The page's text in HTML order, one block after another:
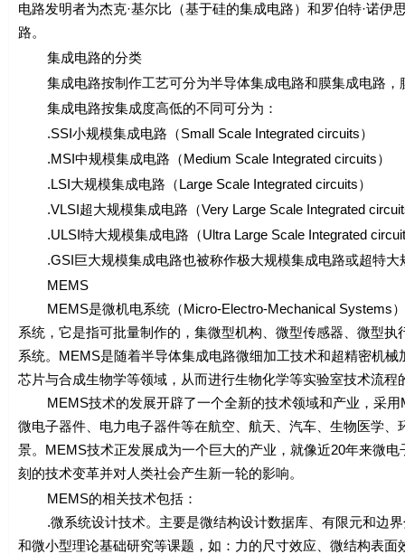
电路发明者为杰克·基尔比（基于硅的集成电路）和罗伯特·诺
路。
集成电路的分类
集成电路按制作工艺可分为半导体集成电路和膜集成电路，
集成电路按集成度高低的不同可分为：
.SSI小规模集成电路（Small Scale Integrated circuits）
.MSI中规模集成电路（Medium Scale Integrated circuits）
.LSI大规模集成电路（Large Scale Integrated circuits）
.VLSI超大规模集成电路（Very Large Scale Integrated
.ULSI特大规模集成电路（Ultra Large Scale Integrated
.GSI巨大规模集成电路也被称作极大规模集成电路或超特大
MEMS
MEMS是微机电系统（Micro-Electro-Mechanical Systems）
系统，它是指可批量制作的，集微型机构、微型传感器、微型
系统。MEMS是随着半导体集成电路微细加工技术和超精密机
芯片与合成生物学等领域，从而进行生物化学等实验室技术流程
MEMS技术的发展开辟了一个全新的技术领域和产业，采用
微电子器件、电力电子器件等在航空、航天、汽车、生物医学
景。MEMS技术正发展成为一个巨大的产业，就像近20年来微
刻的技术变革并对人类社会产生新一轮的影响。
MEMS的相关技术包括：
.微系统设计技术。主要是微结构设计数据库、有限元和边界
和微小型理论基础研究等课题，如：力的尺寸效应、微结构表